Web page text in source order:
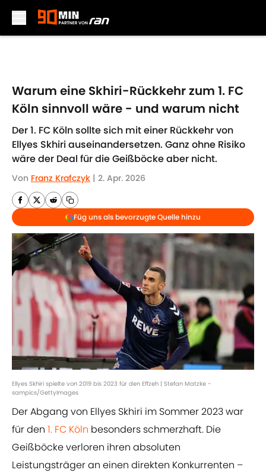
Warum eine Skhiri-Rückkehr zum 1. FC
Köln sinnvoll wäre - und warum nicht
Der 1. FC Köln sollte sich mit einer Rückkehr von
Ellyes Skhiri auseinandersetzen. Ganz ohne Risiko
wäre der Deal für die Geißböcke aber nicht.
Von Franz Krafczyk | 2. Apr. 2026
Füg uns als bevorzugte Quelle hinzu
Ellyes Skhiri spielte von 2019 bis 2023 für den Effzeh | Stefan Matzke -
sampics/GettyImages
Der Abgang von Ellyes Skhiri im Sommer 2023 war
für den 1. FC Köln besonders schmerzhaft. Die
Geißböcke verloren ihren absoluten
Leistungsträger an einen direkten Konkurrenten –